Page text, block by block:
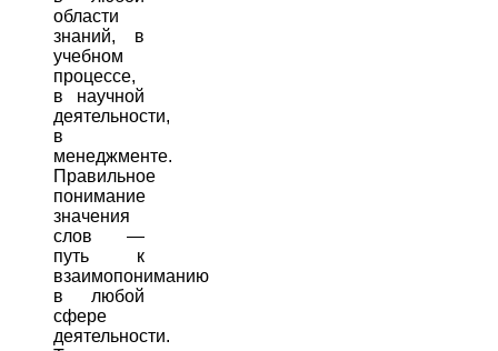
области
знаний, в
учебном
процессе,
в научной
деятельности,
в
менеджменте.
Правильное
понимание
значения
слов —
путь к
взаимопониманию
в любой
сфере
деятельности.